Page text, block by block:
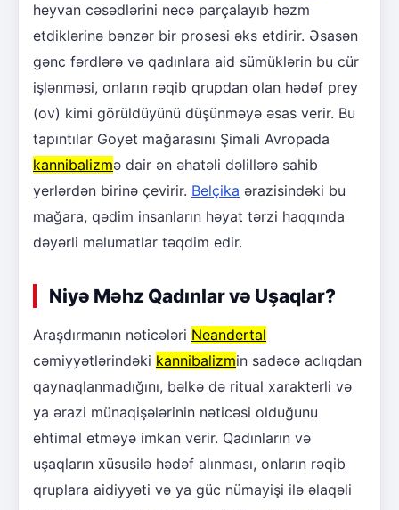
heyvan cəsədlərini necə parçalayıb həzm
etdiklərinə bənzər bir prosesi əks etdirir. Əsasən
gənc fərdlərə və qadınlara aid sümüklərin bu cür
işlənməsi, onların rəqib qrupdan olan hədəf prey
(ov) kimi görüldüyünü düşünməyə əsas verir. Bu
tapıntılar Goyet mağarasını Şimali Avropada
kannibalizmə dair ən əhatəli dəlillərə sahib
yerlərdən birinə çevirir. Belçika ərazisindəki bu
mağara, qədim insanların həyat tərzi haqqında
dəyərli məlumatlar təqdim edir.
Niyə Məhz Qadınlar və Uşaqlar?
Araşdırmanın nəticələri Neandertal
cəmiyyətlərindəki kannibalizmin sadəcə aclıqdan
qaynaqlanmadığını, bəlkə də ritual xarakterli və
ya ərazi münaqişələrinin nəticəsi olduğunu
ehtimal etməyə imkan verir. Qadınların və
uşaqların xüsusilə hədəf alınması, onların rəqib
qruplara aidiyyəti və ya güc nümayişi ilə əlaqəli